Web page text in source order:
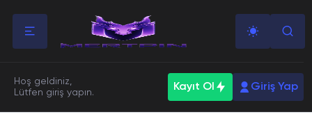
Hoş geldiniz,
Lütfen giriş yapın.
Kayıt Ol Giriş Yap